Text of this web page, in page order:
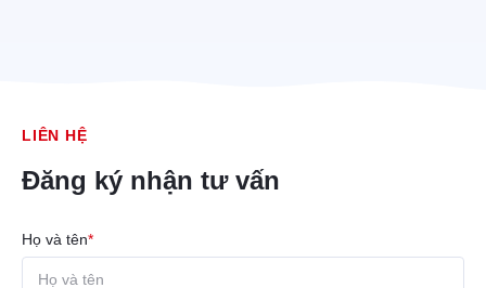
LIÊN HỆ
Đăng ký nhận tư vấn
Họ và tên*